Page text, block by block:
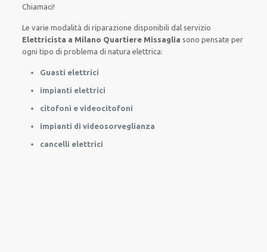
Chiamaci!
Levarie modalità diriparazione disponibili dal servizio
Elettricista a Milano Quartiere Missaglia sonopensate per
ogni tipo di problema di natura elettrica:
Guasti elettrici
impianti elettrici
citofoni e videocitofoni
impianti di videosorveglianza
cancelli elettrici